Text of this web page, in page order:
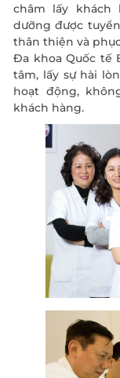
châm lấy
dưỡng được
thân thiện và
Đa khoa Quốc tế
tâm, lấy sự hài
hoạt động,
khách hàng.